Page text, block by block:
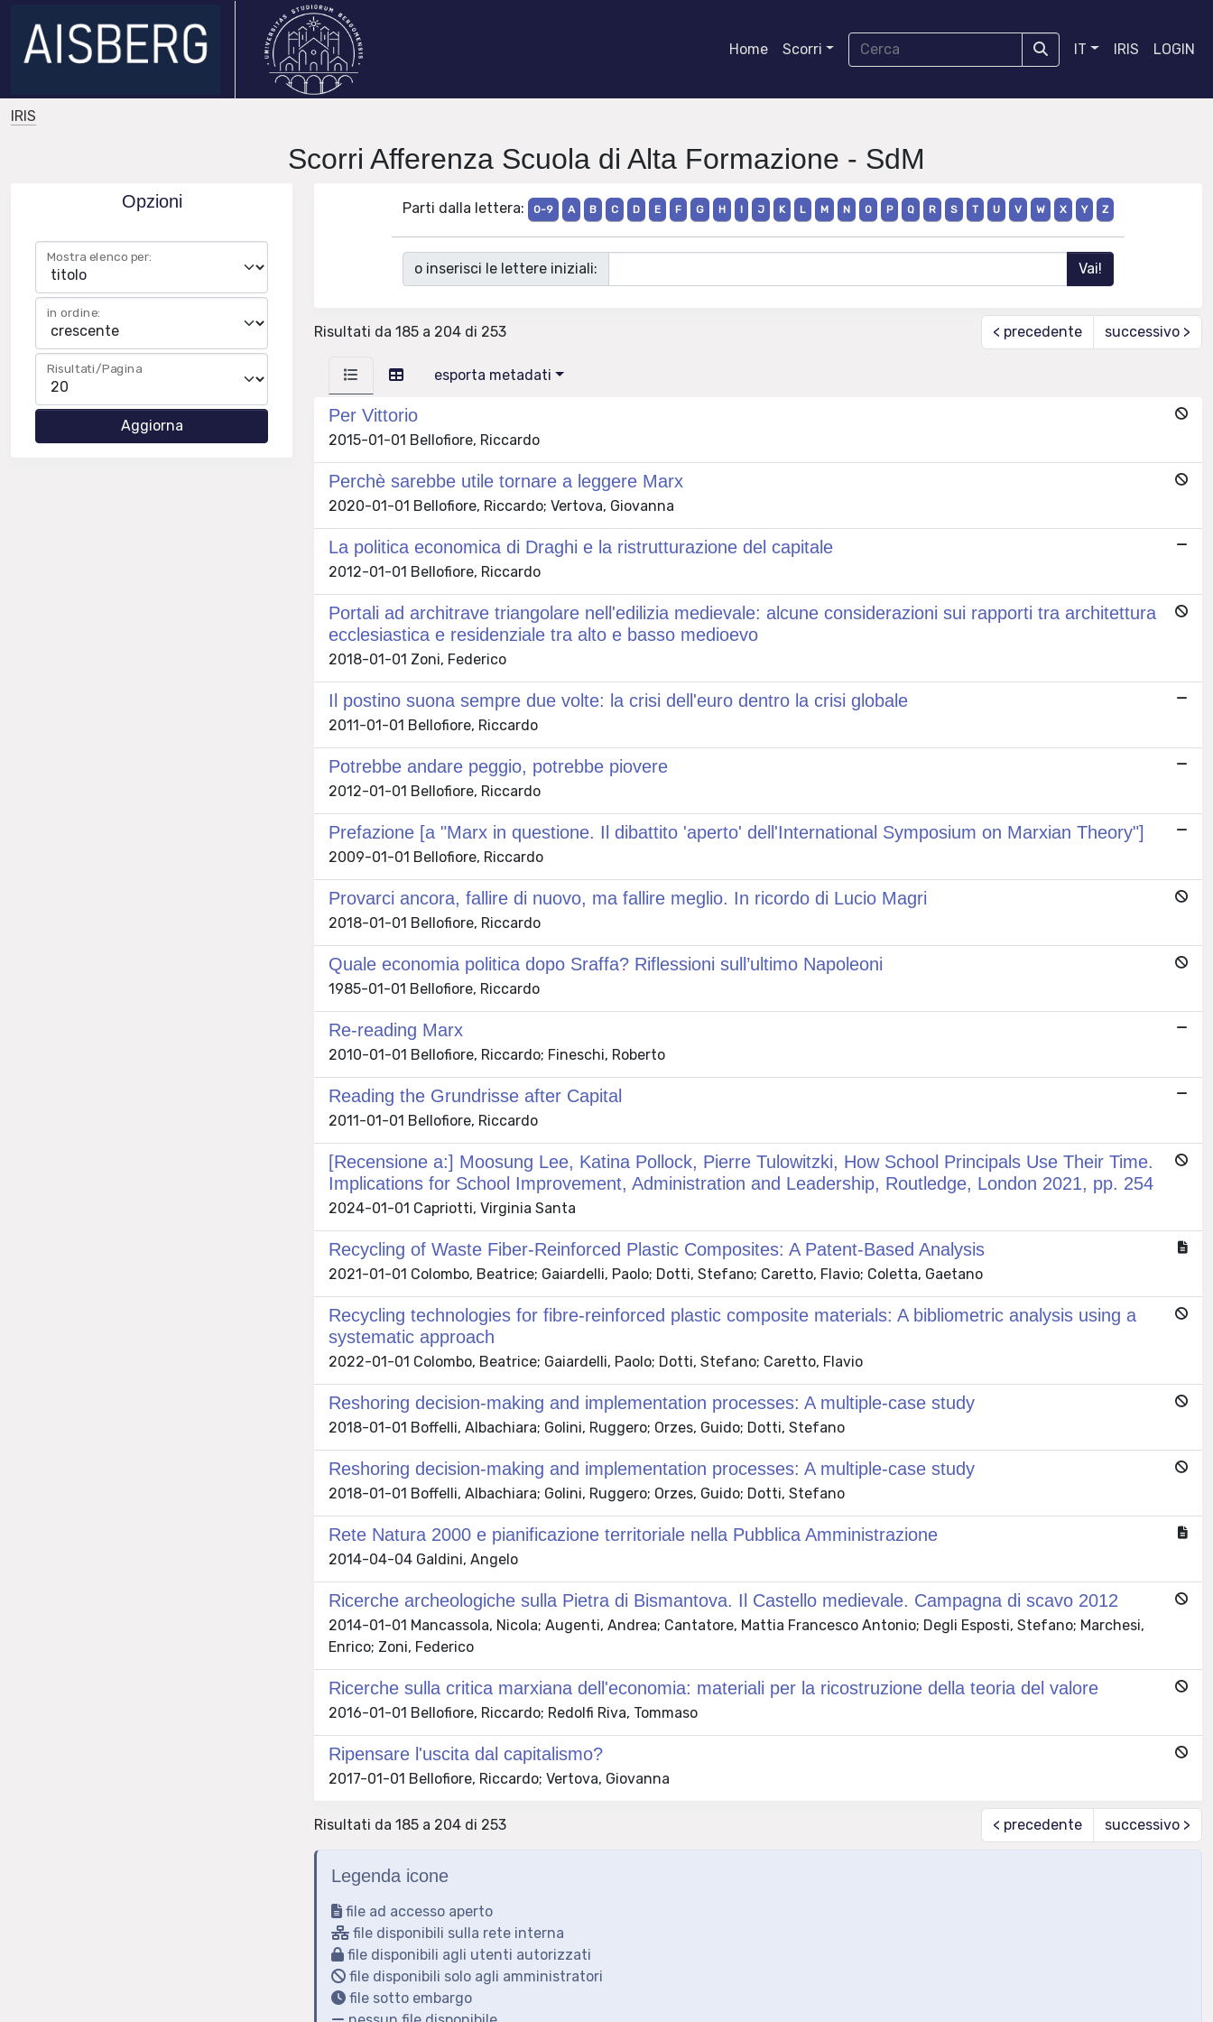
Home Scorri IT IRIS LOGIN
IRIS
Scorri Afferenza Scuola di Alta Formazione - SdM
Opzioni
Mostra elenco per:
in ordine:
Risultati/Pagina
Parti dalla lettera: 0-9 A B C D E F G H I J K L M N O P Q R S T U V W X Y Z
o inserisci le lettere iniziali:
Risultati da 185 a 204 di 253 < precedente successivo >
esporta metadati
Per Vittorio
2015-01-01 Bellofiore, Riccardo
Perchè sarebbe utile tornare a leggere Marx
2020-01-01 Bellofiore, Riccardo; Vertova, Giovanna
La politica economica di Draghi e la ristrutturazione del capitale
2012-01-01 Bellofiore, Riccardo
Portali ad architrave triangolare nell'edilizia medievale: alcune considerazioni sui rapporti tra architettura
ecclesiastica e residenziale tra alto e basso medioevo
2018-01-01 Zoni, Federico
Il postino suona sempre due volte: la crisi dell'euro dentro la crisi globale
2011-01-01 Bellofiore, Riccardo
Potrebbe andare peggio, potrebbe piovere
2012-01-01 Bellofiore, Riccardo
Prefazione [a "Marx in questione. Il dibattito 'aperto' dell'International Symposium on Marxian Theory"]
2009-01-01 Bellofiore, Riccardo
Provarci ancora, fallire di nuovo, ma fallire meglio. In ricordo di Lucio Magri
2018-01-01 Bellofiore, Riccardo
Quale economia politica dopo Sraffa? Riflessioni sull’ultimo Napoleoni
1985-01-01 Bellofiore, Riccardo
Re-reading Marx
2010-01-01 Bellofiore, Riccardo; Fineschi, Roberto
Reading the Grundrisse after Capital
2011-01-01 Bellofiore, Riccardo
[Recensione a:] Moosung Lee, Katina Pollock, Pierre Tulowitzki, How School Principals Use Their Time.
Implications for School Improvement, Administration and Leadership, Routledge, London 2021, pp. 254
2024-01-01 Capriotti, Virginia Santa
Recycling of Waste Fiber-Reinforced Plastic Composites: A Patent-Based Analysis
2021-01-01 Colombo, Beatrice; Gaiardelli, Paolo; Dotti, Stefano; Caretto, Flavio; Coletta, Gaetano
Recycling technologies for fibre-reinforced plastic composite materials: A bibliometric analysis using a
systematic approach
2022-01-01 Colombo, Beatrice; Gaiardelli, Paolo; Dotti, Stefano; Caretto, Flavio
Reshoring decision-making and implementation processes: A multiple-case study
2018-01-01 Boffelli, Albachiara; Golini, Ruggero; Orzes, Guido; Dotti, Stefano
Reshoring decision-making and implementation processes: A multiple-case study
2018-01-01 Boffelli, Albachiara; Golini, Ruggero; Orzes, Guido; Dotti, Stefano
Rete Natura 2000 e pianificazione territoriale nella Pubblica Amministrazione
2014-04-04 Galdini, Angelo
Ricerche archeologiche sulla Pietra di Bismantova. Il Castello medievale. Campagna di scavo 2012
2014-01-01 Mancassola, Nicola; Augenti, Andrea; Cantatore, Mattia Francesco Antonio; Degli Esposti, Stefano; Marchesi,
Enrico; Zoni, Federico
Ricerche sulla critica marxiana dell'economia: materiali per la ricostruzione della teoria del valore
2016-01-01 Bellofiore, Riccardo; Redolfi Riva, Tommaso
Ripensare l'uscita dal capitalismo?
2017-01-01 Bellofiore, Riccardo; Vertova, Giovanna
Risultati da 185 a 204 di 253 < precedente successivo >
Legenda icone
file ad accesso aperto
file disponibili sulla rete interna
file disponibili agli utenti autorizzati
file disponibili solo agli amministratori
file sotto embargo